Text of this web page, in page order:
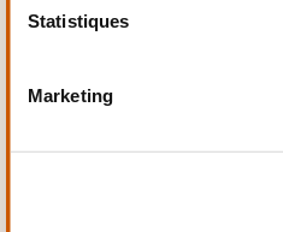
Statistiques
Marketing